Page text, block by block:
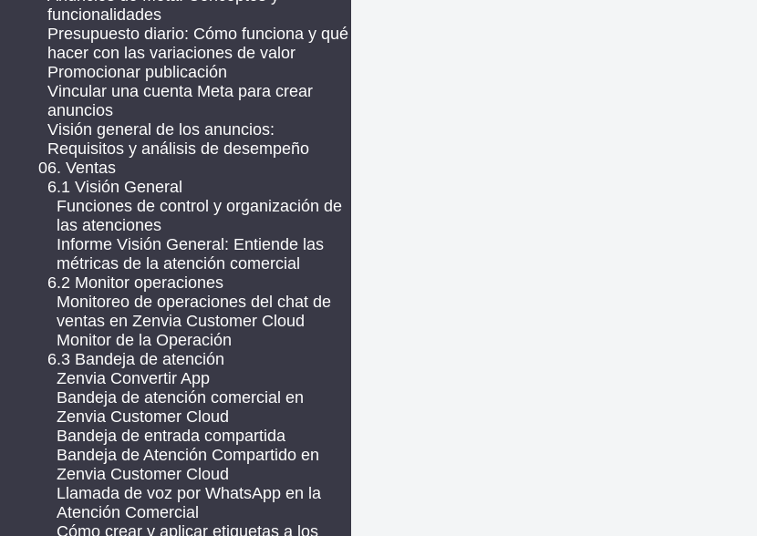
funcionalidades
Presupuesto diario: Cómo funciona y qué
hacer con las variaciones de valor
Promocionar publicación
Vincular una cuenta Meta para crear
anuncios
Visión general de los anuncios:
Requisitos y análisis de desempeño
06. Ventas
6.1 Visión General
Funciones de control y organización de
las atenciones
Informe Visión General: Entiende las
métricas de la atención comercial
6.2 Monitor operaciones
Monitoreo de operaciones del chat de
ventas en Zenvia Customer Cloud
Monitor de la Operación
6.3 Bandeja de atención
Zenvia Convertir App
Bandeja de atención comercial en
Zenvia Customer Cloud
Bandeja de entrada compartida
Bandeja de Atención Compartido en
Zenvia Customer Cloud
Llamada de voz por WhatsApp en la
Atención Comercial
Cómo crear y aplicar etiquetas a los